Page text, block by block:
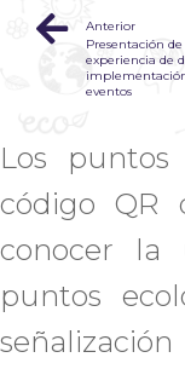
Anterior
Presentación de
experiencia de
eventos
Los puntos
código QR
conocer la
puntos